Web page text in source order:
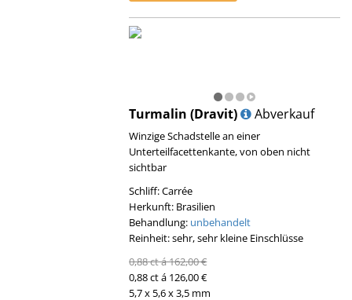
Turmalin (Dravit) Abverkauf
Winzige Schadstelle an einer
Unterteilfacettenkante, von oben nicht
sichtbar
Schliff: Carrée
Herkunft: Brasilien
Behandlung: unbehandelt
Reinheit: sehr, sehr kleine Einschlüsse
0,88 ct á 162,00 €
0,88 ct á 126,00 €
5,7 x 5,6 x 3,5 mm